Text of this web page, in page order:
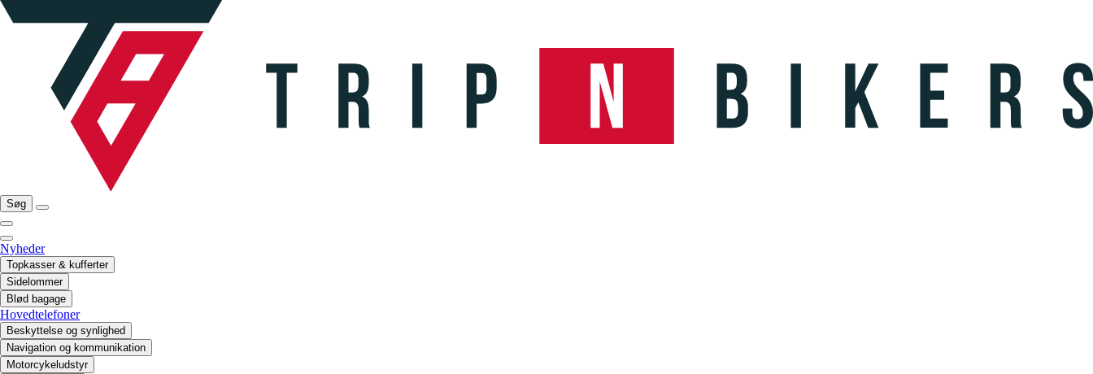
Søg
Nyheder
Topkasser & kufferter
Sidelommer
Blød bagage
Hovedtelefoner
Beskyttelse og synlighed
Navigation og kommunikation
Motorcykeludstyr